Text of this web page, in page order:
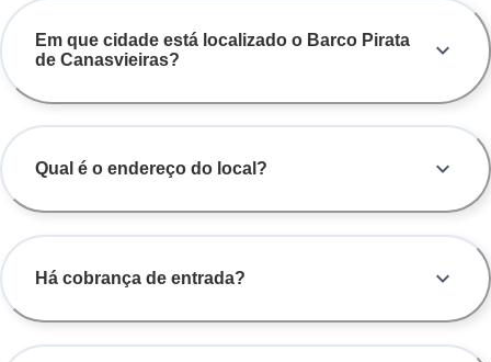
Em que cidade está localizado o Barco Pirata
de Canasvieiras?
Qual é o endereço do local?
Há cobrança de entrada?